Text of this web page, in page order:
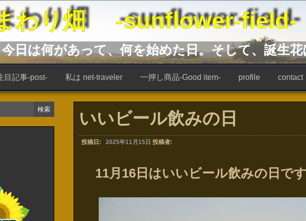
わり畑 -sunflower-field-
日は何があって、何を始めた日。そして、誕生花
目記事-post- 私は net-traveler 一押し商品-Good item- profile contact
いいビール飲みの日
投稿日: 2025年11月15日 投稿者:
11月16日はいいビール飲みの日で